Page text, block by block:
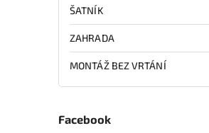
ŠATNÍK
ZAHRADA
MONTÁŽ BEZ VRTÁNÍ
Facebook